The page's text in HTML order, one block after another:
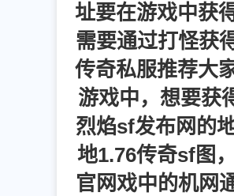
址要在游戏中获
需要通过打怪获
传奇私服推荐大
游戏中，想要获
烈焰sf发布网的
地1.76传奇sf图
官网戏中的机网